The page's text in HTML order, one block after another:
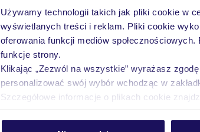
Używamy technologii takich jak pliki cookie w
wyświetlanych treści i reklam. Pliki cookie
oferowania funkcji mediów
funkcje strony.
Klikając „Zezwól na wszystkie” wyrażasz
personalizować swój wybór wchodząc w
Szczegółowe informacje o plikach cookie